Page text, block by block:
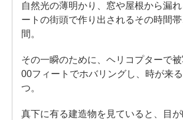
自然光の薄明かり、窓や屋根から漏
ートの街頭で作り出されるその時間
間。
その一瞬のために、ヘリコプターで
00フィートでホバリングし、時が来
つ。
真下に有る建造物を見ていると、目が